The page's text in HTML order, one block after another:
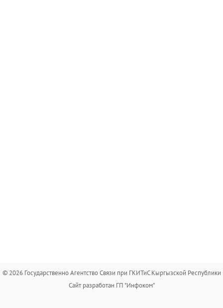
© 2026 Государственно Агентство Связи при ГКИТиС Кыргызской Республики
Сайт разработан ГП "Инфоком"